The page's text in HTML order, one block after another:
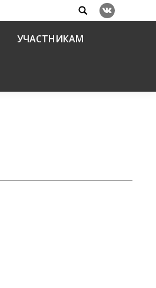
Search:
Вконтакте
УЧАСТНИКАМ